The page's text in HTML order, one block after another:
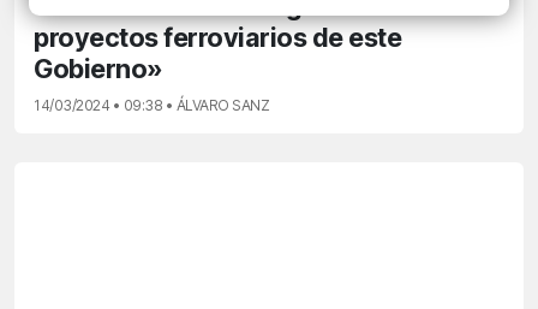
proyectos ferroviarios de este
Gobierno»
14/03/2024 • 09:38 • ÁLVARO SANZ